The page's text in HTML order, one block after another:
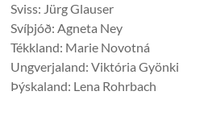
Sviss: Jürg Glauser
Svíþjóð: Agneta Ney
Tékkland: Marie Novotná
Ungverjaland: Viktória Gyönki
Þýskaland: Lena Rohrbach